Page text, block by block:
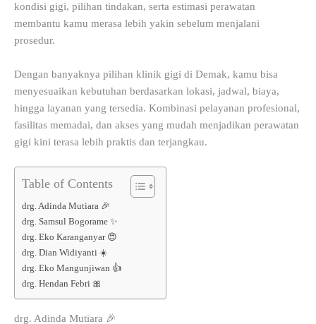
kondisi gigi, pilihan tindakan, serta estimasi perawatan
membantu kamu merasa lebih yakin sebelum menjalani
prosedur.
Dengan banyaknya pilihan klinik gigi di Demak, kamu bisa
menyesuaikan kebutuhan berdasarkan lokasi, jadwal, biaya,
hingga layanan yang tersedia. Kombinasi pelayanan profesional,
fasilitas memadai, dan akses yang mudah menjadikan perawatan
gigi kini terasa lebih praktis dan terjangkau.
Table of Contents
drg. Adinda Mutiara 🎉
drg. Samsul Bogorame ✨
drg. Eko Karanganyar 😍
drg. Dian Widiyanti ☀️
drg. Eko Mangunjiwan 👍
drg. Hendan Febri 🎀
drg. Adinda Mutiara 🎉